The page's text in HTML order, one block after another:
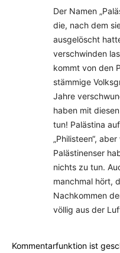
Der Namen
die, nach dem
ausgelöscht
verschwinden
kommt von den
stämmige
Jahre
haben mit
tun! Palästina
„Philisteen“,
Palästinenser
nichts zu tun.
manchmal hört,
Nachkommen
völlig aus der
Kommentarfunktion ist